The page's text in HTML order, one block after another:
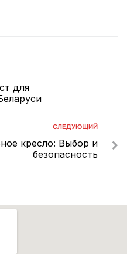
для
СЛЕДУЮЩИЙ
кресло: Выбор и
безопасность